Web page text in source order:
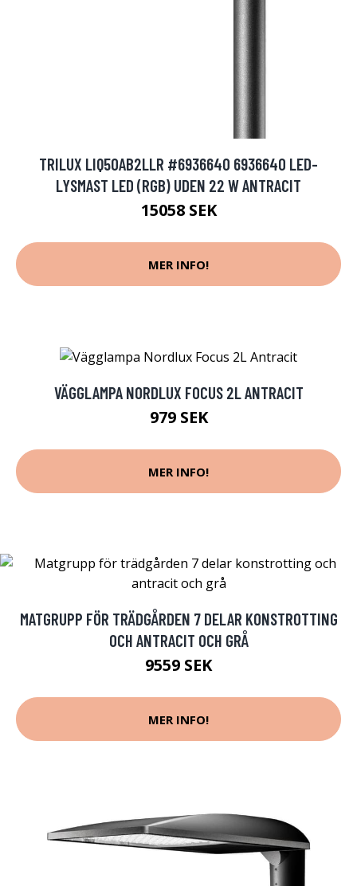
TRILUX LIQ50AB2LLR #6936640 6936640 LED-
LYSMAST LED (RGB) UDEN 22 W ANTRACIT
15058 SEK
MER INFO!
VÄGGLAMPA NORDLUX FOCUS 2L ANTRACIT
979 SEK
MER INFO!
MATGRUPP FÖR TRÄDGÅRDEN 7 DELAR KONSTROTTING
OCH ANTRACIT OCH GRÅ
9559 SEK
MER INFO!